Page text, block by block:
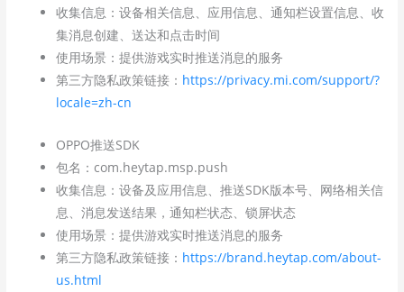
收集信息：设备相关信息、应用信息、通知栏设置信息、收
集消息创建、送达和点击时间
使用场景：提供游戏实时推送消息的服务
第三方隐私政策链接： https://privacy.mi.com/support/?
locale=zh-cn
OPPO推送SDK
包名：com.heytap.msp.push
收集信息：设备及应用信息、推送SDK版本号、网络相关信
息、消息发送结果，通知栏状态、锁屏状态
使用场景：提供游戏实时推送消息的服务
第三方隐私政策链接： https://brand.heytap.com/about-
us.html